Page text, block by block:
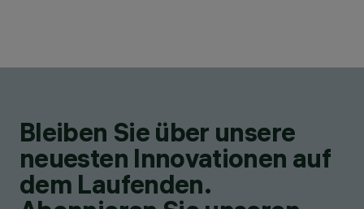
Bleiben Sie über unsere
neuesten Innovationen auf
dem Laufenden.